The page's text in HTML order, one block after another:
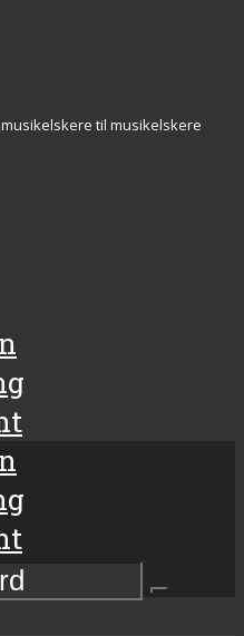
til musikelskere